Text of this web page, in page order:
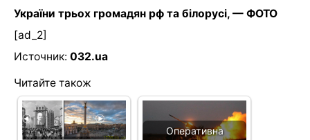
України трьох громадян рф та білорусі, — ФОТО
[ad_2]
Источник: 032.ua
Читайте також
Оперативна